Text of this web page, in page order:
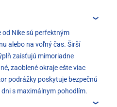
od Nike sú perfektným
alebo na voľný čas. Širší
zaisťujú mimoriadne
zaoblené okraje ešte viac
podrážky poskytuje bezpečnú
s maximálnym pohodlím.